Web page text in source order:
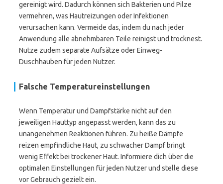
gereinigt wird. Dadurch können sich Bakterien und Pilze
vermehren, was Hautreizungen oder Infektionen
verursachen kann. Vermeide das, indem du nach jeder
Anwendung alle abnehmbaren Teile reinigst und trocknest.
Nutze zudem separate Aufsätze oder Einweg-
Duschhauben für jeden Nutzer.
Falsche Temperatureinstellungen
Wenn Temperatur und Dampfstärke nicht auf den
jeweiligen Hauttyp angepasst werden, kann das zu
unangenehmen Reaktionen führen. Zu heiße Dämpfe
reizen empfindliche Haut, zu schwacher Dampf bringt
wenig Effekt bei trockener Haut. Informiere dich über die
optimalen Einstellungen für jeden Nutzer und stelle diese
vor Gebrauch gezielt ein.